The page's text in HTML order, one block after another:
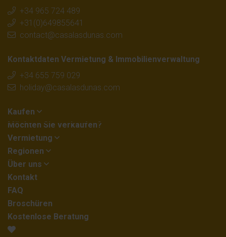
+34 965 724 489
+31(0)649855641
contact@casalasdunas.com
Kontaktdaten Vermietung & Immobilienverwaltung
+34 655 759 029
holiday@casalasdunas.com
Kaufen
Möchten Sie verkaufen?
Vermietung
Regionen
Über uns
Kontakt
FAQ
Broschüren
Kostenlose Beratung